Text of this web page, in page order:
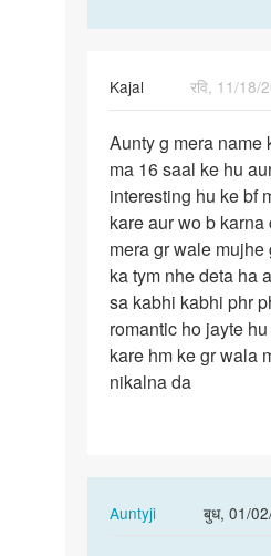
Kajal
रवि, 11/18/
Aunty
g
mera
name
kajal
ha…
Aunty g mera name
ma 16 saal ke hu
interesting hu ke bf
kare aur wo b
mera gr wale
ka tym nhe deta ha
sa kabhi kabhi phr
romantic ho jayte
kare hm ke gr wala
nikalna da
Auntyji
बुध, 01/
In